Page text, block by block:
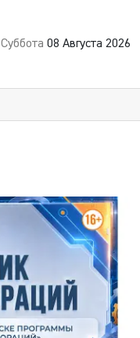
Суббота 08 Августа 2026